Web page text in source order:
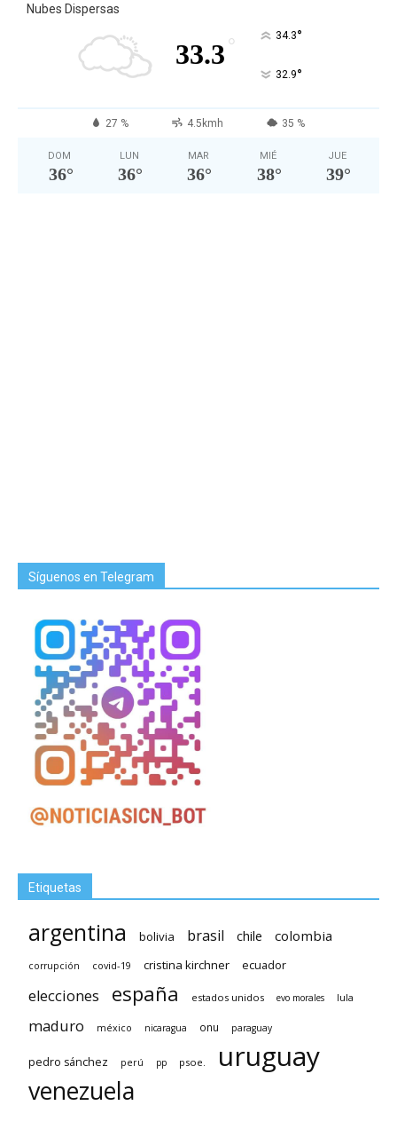
Nubes Dispersas
33.3 ° 34.3°
32.9°
27 % 4.5kmh 35 %
DOM
36°
LUN
36°
MAR
36°
MIÉ
38°
JUE
39°
Síguenos en Telegram
Etiquetas
argentina bolivia brasil chile colombia
corrupción covid-19 cristina kirchner ecuador
elecciones españa estados unidos evo morales lula
maduro méxico nicaragua onu paraguay
pedro sánchez perú pp psoe. uruguay
venezuela